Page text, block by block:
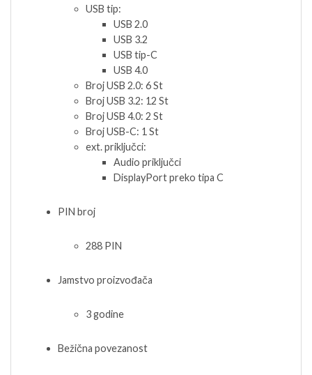
USB tip:
USB 2.0
USB 3.2
USB tip-C
USB 4.0
Broj USB 2.0: 6 St
Broj USB 3.2: 12 St
Broj USB 4.0: 2 St
Broj USB-C: 1 St
ext. priključci:
Audio priključci
DisplayPort preko tipa C
PIN broj
288 PIN
Jamstvo proizvođača
3 godine
Bežična povezanost